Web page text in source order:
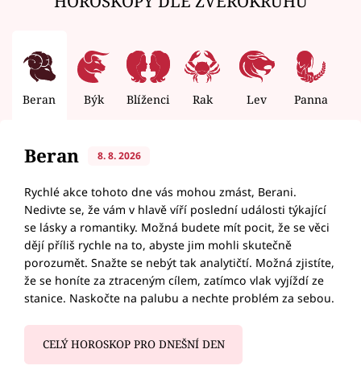
Beran Býk Blíženci Rak Lev Panna
Beran 8. 8. 2026
Rychlé akce tohoto dne vás mohou zmást, Berani.
Nedivte se, že vám v hlavě víří poslední události týkající
se lásky a romantiky. Možná budete mít pocit, že se věci
dějí příliš rychle na to, abyste jim mohli skutečně
porozumět. Snažte se nebýt tak analytičtí. Možná zjistíte,
že se honíte za ztraceným cílem, zatímco vlak vyjíždí ze
stanice. Naskočte na palubu a nechte problém za sebou.
CELÝ HOROSKOP PRO DNEŠNÍ DEN